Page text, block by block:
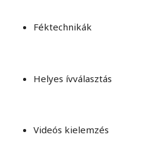
Féktechnikák
Helyes ívválasztás
Videós kielemzés